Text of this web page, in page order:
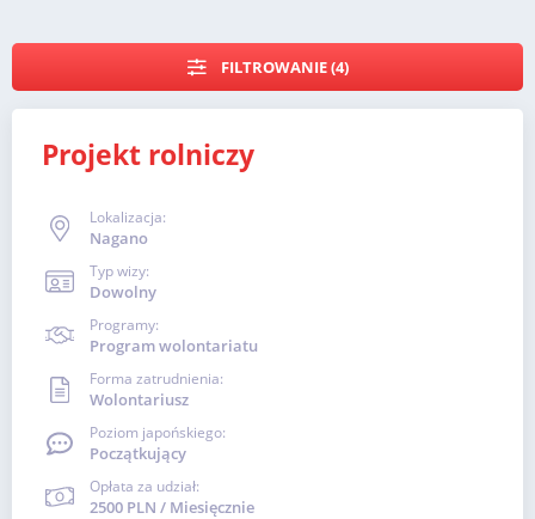
RO
FILTROWANIE (4)
Projekt rolniczy
Lokalizacja:
Nagano
Typ wizy:
Dowolny
Programy:
Program wolontariatu
Forma zatrudnienia:
Wolontariusz
Poziom japońskiego:
Początkujący
Opłata za udział:
2500 PLN / Miesięcznie